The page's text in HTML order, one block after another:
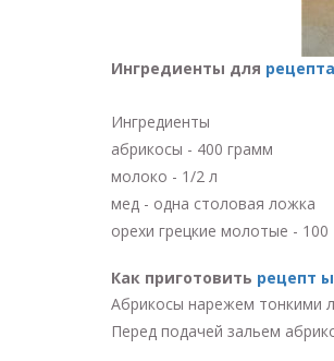
Ингредиенты для
Ингредиенты
абрикосы - 400 грамм
молоко - 1/2 л
мед - одна столовая ложка
орехи грецкие молотые - 100
Как приготовить рецепт
Абрикосы нарежем тонкими
Перед подачей зальем